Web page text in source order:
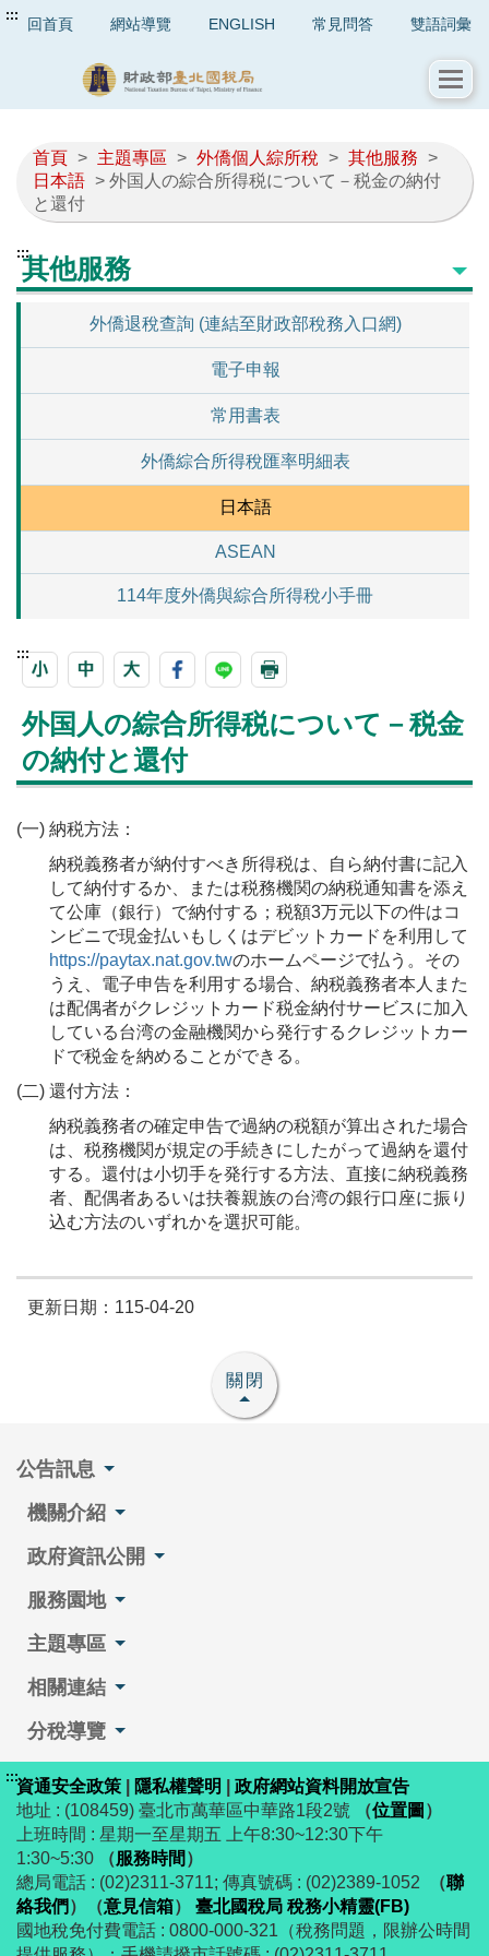
::: 回首頁 網站導覽 ENGLISH 常見問答 雙語詞彙
首頁 > 主題專區 > 外僑個人綜所稅 > 其他服務 >
日本語 > 外国人の綜合所得税について－税金の納付
と還付
:::其他服務
外僑退稅查詢 (連結至財政部稅務入口網)
電子申報
常用書表
外僑綜合所得稅匯率明細表
日本語
ASEAN
114年度外僑與綜合所得稅小手冊
:::
外国人の綜合所得税について－税金
の納付と還付
(一) 納税方法：
納税義務者が納付すべき所得税は、自ら納付書に記入
して納付するか、または税務機関の納税通知書を添え
て公庫（銀行）で納付する；税額3万元以下の件はコ
ンビニで現金払いもしくはデビットカードを利用して
https://paytax.nat.gov.twのホームページで払う。その
うえ、電子申告を利用する場合、納税義務者本人また
は配偶者がクレジットカード税金納付サービスに加入
している台湾の金融機関から発行するクレジットカー
ドで税金を納めることができる。
(二) 還付方法：
納税義務者の確定申告で過納の税額が算出された場合
は、税務機関が規定の手続きにしたがって過納を還付
する。還付は小切手を発行する方法、直接に納税義務
者、配偶者あるいは扶養親族の台湾の銀行口座に振り
込む方法のいずれかを選択可能。
更新日期：115-04-20
關閉
公告訊息
機關介紹
政府資訊公開
服務園地
主題專區
相關連結
分稅導覽
:::資通安全政策 隱私權聲明
政府網站資料開放宣告
地址 : (108459) 臺北市萬華區中華路1段2號
（位置圖 ）
上班時間 : 星期一至星期五 上午8:30~12:30下午
1:30~5:30
（服務時間 ）
總局電話 : (02)2311-3711; 傳真號碼 : (02)2389-1052
（聯
絡我們 ） （意見信箱）
臺北國稅局 稅務小精靈(FB)
國地稅免付費電話 : 0800-000-321（稅務問題，限辦公時間